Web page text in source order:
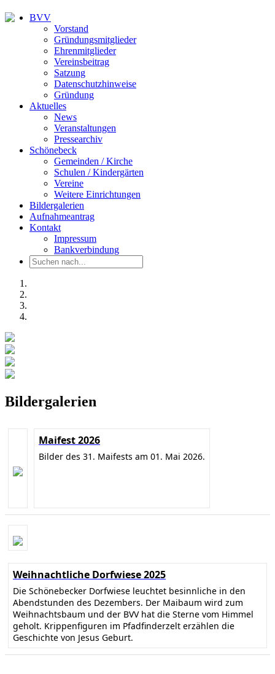
BVV
Vorstand
Gründungsmitglieder
Ehrenmitglieder
Vereinsbeitrag
Satzung
Datenschutzhinweise
Gründung
Aktuelles
News
Veranstaltungen
Pressearchiv
Schönebeck
Gemeinden / Kirche
Schulen / Kindergärten
Vereine
Weitere Einrichtungen
Bildergalerien
Aufnahmeantrag
Kontakt
Impressum
Bankverbindung
Bildergalerien
Maifest 2026
Bilder des 31. Maifests am 01. Mai 2026.
Weihnachtliche Dorfwiese 2025
Die Schönebecker Dorfwiese leuchtet besinnliche in den
Abendstunden des Dezembers. Der Maibaum wird zum
Weihnachtsbaum und der BVV hat die Sterne vom Himmel
geholt. Krippenfiguren im Pfadfinderzelt erzählen die
Geschichte von Jesus Geburt.